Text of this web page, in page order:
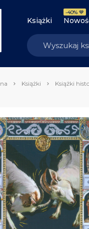
Książki
-40% 💙
Książki Książki